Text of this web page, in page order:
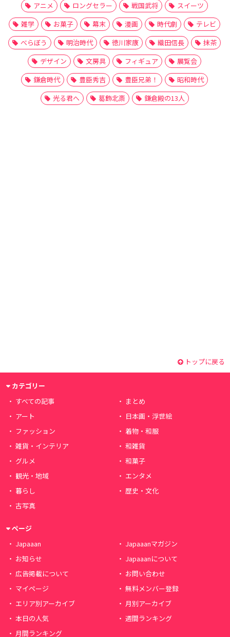
アニメ
ロングセラー 戦国武将
スイーツ
雑学
お菓子 幕末 漫画 時代劇
テレビ
べらぼう
明治時代 徳川家康 織田信長
抹茶
デザイン
文房具 フィギュア
展覧会
鎌倉時代
豊臣秀吉 豊臣兄弟！
昭和時代
光る君へ
葛飾北斎 鎌倉殿の13人
トップに戻る
カテゴリー
すべての記事
まとめ
アート
日本画・浮世絵
ファッション
着物・和服
雑貨・インテリア
和雑貨
グルメ
和菓子
観光・地域
エンタメ
暮らし
歴史・文化
古写真
ページ
Japaaan
Japaaanマガジン
お知らせ
Japaaanについて
広告掲載について
お問い合わせ
マイページ
無料メンバー登録
エリア別アーカイブ
月別アーカイブ
本日の人気
週間ランキング
月間ランキング